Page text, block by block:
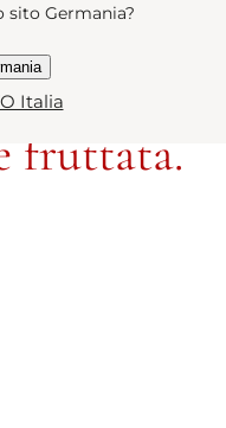
è
energia
fruttata.
sito Germania?
Italia